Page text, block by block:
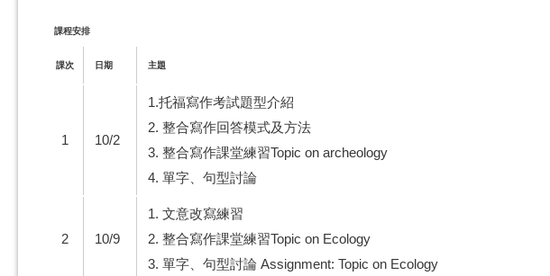
課程安排
課次 日期 主題
1 10/2
1.托福寫作考試題型介紹
2. 整合寫作回答模式及方法
3. 整合寫作課堂練習Topic on archeology
4. 單字、句型討論
2 10/9
1. 文意改寫練習
2. 整合寫作課堂練習Topic on Ecology
3. 單字、句型討論 Assignment: Topic on Ecology